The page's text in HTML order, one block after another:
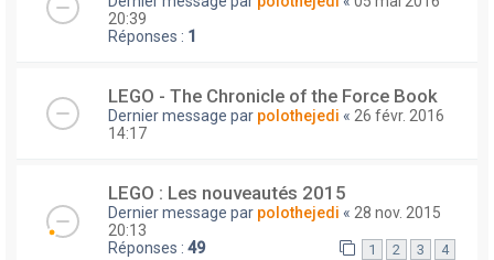
20:39
Réponses : 1
LEGO - The Chronicle of the Force Book
Dernier message par polothejedi « 26 févr. 2016
14:17
LEGO : Les nouveautés 2015
Dernier message par polothejedi « 28 nov. 2015
20:13
Réponses : 49 1 2 3 4